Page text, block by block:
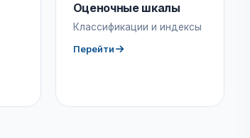
Оценочные шкалы
Классификации и индексы
Перейти